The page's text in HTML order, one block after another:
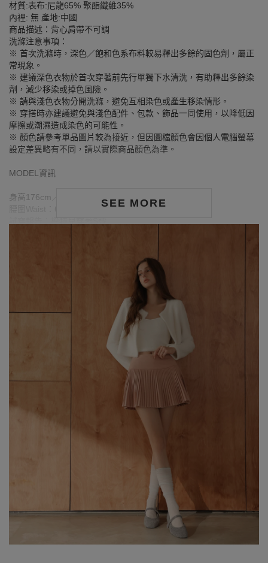
SEE MORE
材質:表布:尼龍65% 聚酯纖維35%
內裡: 無 產地:中國
商品描述：背心肩帶不可調
洗滌注意事項：
※ 首次洗滌時，深色／飽和色系布料較易釋出多餘的固色劑，屬正
常現象。
※ 建議深色衣物於首次穿著前先行單獨下水清洗，有助釋出多餘染
劑，減少移染或掉色風險。
※ 請與淺色衣物分開洗滌，避免互相染色或產生移染情形。
※ 穿搭時亦建議避免與淺色配件、包款、飾品一同使用，以降低因
摩擦或潮濕造成染色的可能性。
※ 顏色請參考單品圖片較為接近，但因圖檔顏色會因個人電腦螢幕
設定差異略有不同，請以實際商品顏色為準。
MODEL資訊
身高176cm／胸圍Bust：84cm
腰圍Waist：63cm／臀圍hips：90cm